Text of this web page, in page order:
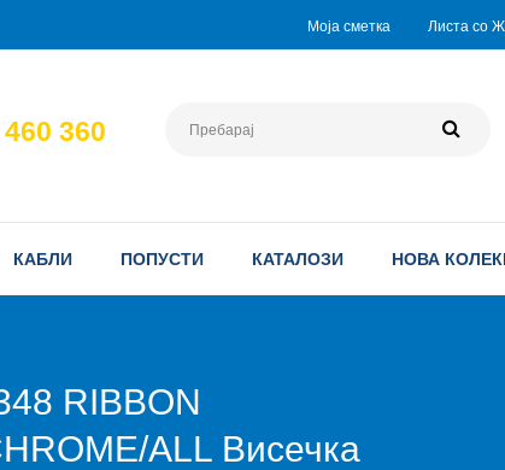
Моја сметка Листа со
360
КАБЛИ ПОПУСТИ КАТАЛОЗИ НОВА
RIBBON
ALL Висечка